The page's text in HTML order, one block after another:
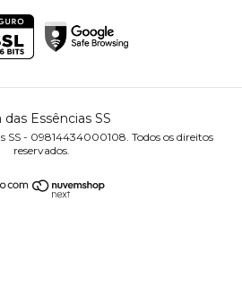
das Essências SS
SS - 09814434000108. Todos os direitos
reservados.